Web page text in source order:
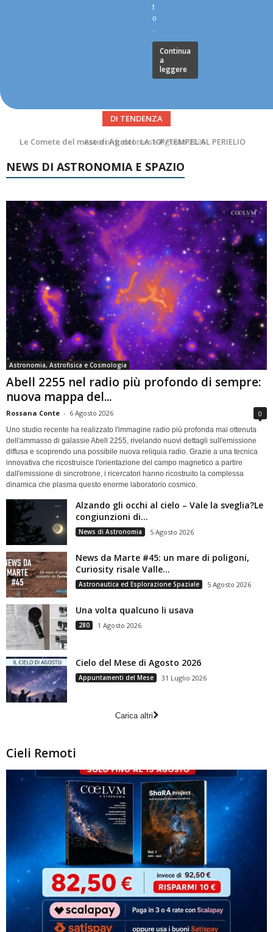
t
o
.
Continua
a
leggere
DI TENDENZA
Asteroidi del mese Agosto 2026
NEWS DI ASTRONOMIA E SPAZIO
Astronomia, Astrofisica e Cosmologia
Abell 2255 nel radio più profondo di sempre:
nuova mappa del...
Rossana Conte - 6 Agosto 2026 0
Uno studio recente ha realizzato l'immagine radio più profonda mai ottenuta
dell'ammasso di galassie Abell 2255, rivelando nuovi dettagli sull'emissione
diffusa e scoprendo una possibile nuova reliquia radio. Grazie a una tecnica
innovativa che ricostruisce l'orientazione del campo magnetico a partire
dall'emissione di sincrotrone, i ricercatori hanno ricostruito la complessa
dinamica che plasma questo enorme laboratorio cosmico.
Alzando gli occhi al cielo – Vale la sveglia?Le
congiunzioni di...
News di Astronomia 5 Agosto 2026
News da Marte #45: un mare di poligoni,
Curiosity risale Valle...
Astronautica ed Esplorazione Spaziale 5 Agosto 2026
Una volta qualcuno li usava
280 1 Agosto 2026
Cielo del Mese di Agosto 2026
Appuntamenti del Mese 31 Luglio 2026
Carica altri
Cieli Remoti